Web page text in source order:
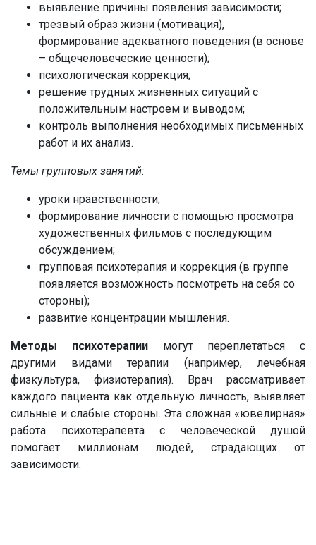
выявление причины появления зависимости;
трезвый образ жизни (мотивация),
формирование адекватного поведения (в основе
– общечеловеческие ценности);
психологическая коррекция;
решение трудных жизненных ситуаций с
положительным настроем и выводом;
контроль выполнения необходимых письменных
работ и их анализ.
Темы групповых занятий:
уроки нравственности;
формирование личности с помощью просмотра
художественных фильмов с последующим
обсуждением;
групповая психотерапия и коррекция (в группе
появляется возможность посмотреть на себя со
стороны);
развитие концентрации мышления.
Методы психотерапиимогут переплетаться с
другими видами терапии (например, лечебная
физкультура, физиотерапия). Врач рассматривает
каждого пациента как отдельную личность, выявляет
сильные и слабые стороны. Эта сложная «ювелирная»
работа психотерапевта с человеческой душой
помогает миллионам людей, страдающих от
зависимости.